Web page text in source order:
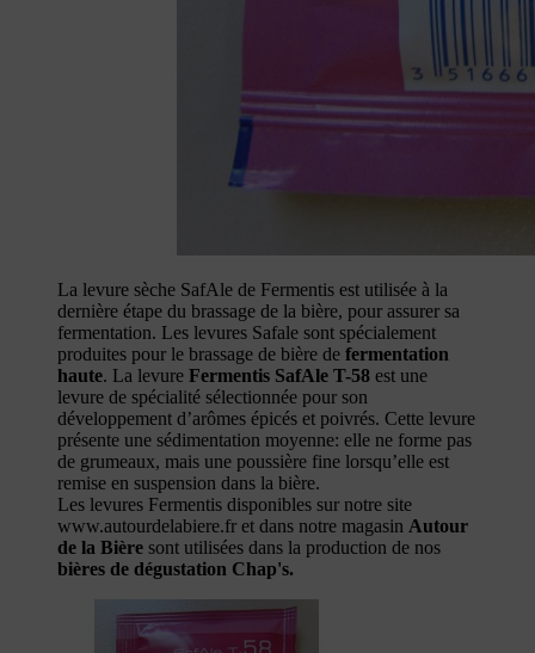
La levure sèche SafAle de Fermentis est utilisée à la
dernière étape du brassage de la bière, pour assurer sa
fermentation. Les levures Safale sont spécialement
produites pour le brassage de bière de fermentation
haute. La levure Fermentis SafAle T-58 est une
levure de spécialité sélectionnée pour son
développement d’arômes épicés et poivrés. Cette levure
présente une sédimentation moyenne: elle ne forme pas
de grumeaux, mais une poussière fine lorsqu’elle est
remise en suspension dans la bière.
Les levures Fermentis disponibles sur notre site
www.autourdelabiere.fr et dans notre magasin Autour
de la Bière sont utilisées dans la production de nos
bières de dégustation Chap's.